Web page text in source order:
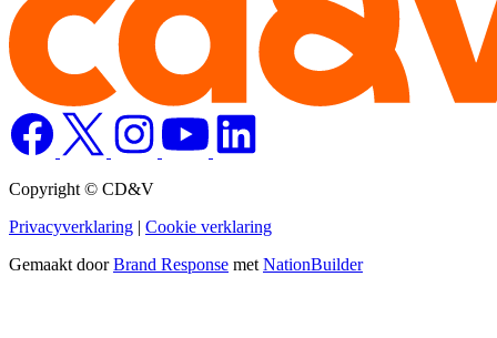
Copyright © CD&V
Privacyverklaring | Cookie verklaring
Gemaakt doorBrand Response met NationBuilder